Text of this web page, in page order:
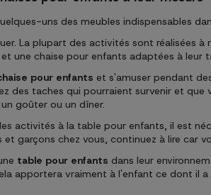
uns des meubles indispensables
La plupart des activités sont réalisées
une chaise pour enfants adaptées à leur
pour enfants et s'amuser pendant
des taches qui pourraient survenir et
goûter ou un dîner.
activités à la table pour enfants, il est
garçons chez vous, continuez à lire car
table pour enfants dans leur
apportera vraiment à l'enfant ce dont il a